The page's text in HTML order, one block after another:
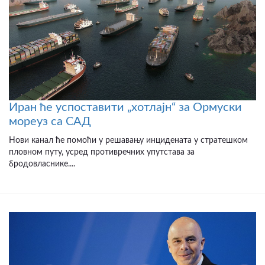
Иран ће успоставити „хотлајн“ за Ормуски
мореуз са САД
Нови канал ће помоћи у решавању инцидената у стратешком
пловном путу, усред противречних упутстава за
бродовласнике....